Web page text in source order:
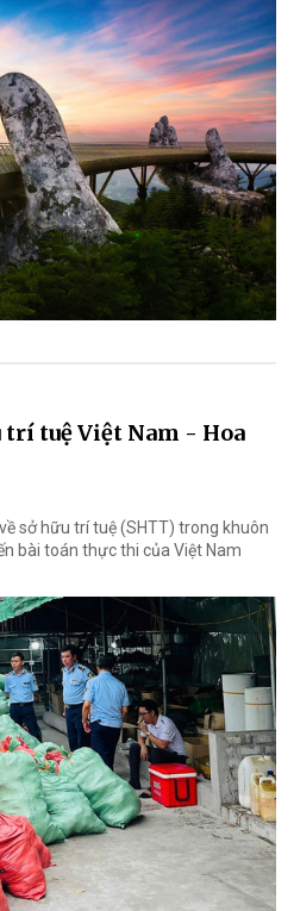
trí tuệ Việt Nam - Hoa
sở hữu trí tuệ (SHTT) trong khuôn
bài toán thực thi của Việt Nam